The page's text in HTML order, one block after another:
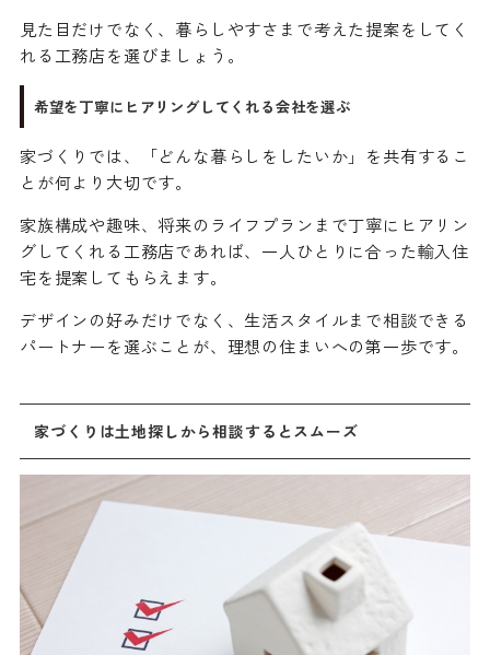
見た目だけでなく、暮らしやすさまで考えた提案をしてく
れる工務店を選びましょう。
希望を丁寧にヒアリングしてくれる会社を選ぶ
家づくりでは、「どんな暮らしをしたいか」を共有するこ
とが何より大切です。
家族構成や趣味、将来のライフプランまで丁寧にヒアリン
グしてくれる工務店であれば、一人ひとりに合った輸入住
宅を提案してもらえます。
デザインの好みだけでなく、生活スタイルまで相談できる
パートナーを選ぶことが、理想の住まいへの第一歩です。
家づくりは土地探しから相談するとスムーズ